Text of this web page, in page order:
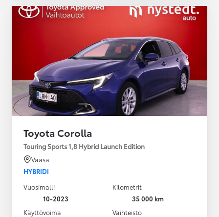
Toyota Corolla
Touring Sports 1,8 Hybrid Launch Edition
Vaasa
HYBRIDI
Vuosimalli
10-2023
Kilometrit
35 000 km
Käyttövoima
Vaihteisto